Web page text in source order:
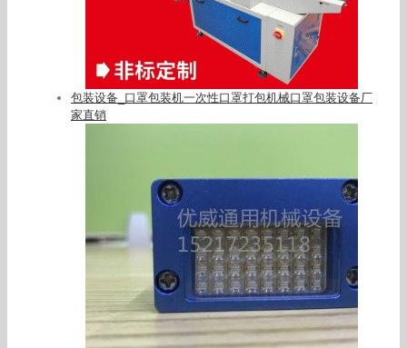
包装设备_口罩包装机一次性口罩打包机械口罩包装设备厂
家直销